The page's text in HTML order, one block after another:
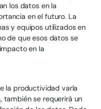
los datos en la
en el futuro. La
y equipos utilizados en
de que esos datos se
en la
la productividad varía
también se requerirá un